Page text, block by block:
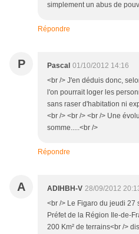
simplement un abus de
Répondre
P Pascal 01/10/2012 14:16
<br /> J'en déduis donc,
l'on pourrait loger les
sans raser d'habitation ni
<br /> <br /> <br /> Une
somme.....<br />
Répondre
A ADIHBH-V 28/09/2012
<br /> Le Figaro du jeudi 27
Préfet de la Région Ile-de-
200 Km² de terrains<br />